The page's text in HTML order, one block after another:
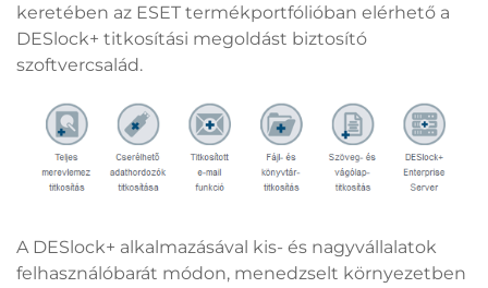
keretében az ESET termékportfólióban elérhető a
DESlock+ titkosítási megoldást biztosító
szoftvercsalád.
A DESlock+ alkalmazásával kis- és nagyvállalatok
felhasználóbarát módon, menedzselt környezetben